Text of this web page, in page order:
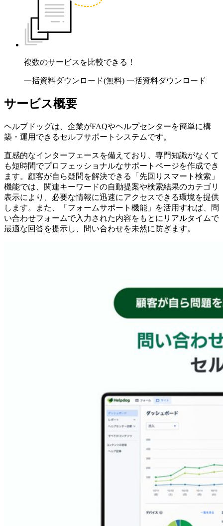
複数のサービスを比較できる！
一括資料ダウンロード(無料) 一括資料ダウンロード
サービス概要
ヘルプドッグは、企業がFAQやヘルプセンターを簡単に構
築・運用できるセルフサポートシステムです。
直感的なインターフェースを備えており、専門知識がなくて
も短時間でプロフェッショナルなサポートページを作成でき
ます。顧客が自ら疑問を解決できる「先回りスマート検索」
機能では、関連キーワードの自動提案や検索結果のカテゴリ
表示により、必要な情報に迅速にアクセスできる環境を提供
します。また、「フォームサポート機能」を活用すれば、問
い合わせフォームで入力された内容をもとにリアルタイムで
最適な回答を提示し、問い合わせを未然に防ぎます。